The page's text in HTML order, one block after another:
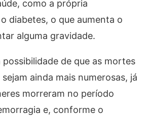
como a própria
diabetes, o que aumenta o
alguma gravidade.
possibilidade de que as mortes
ainda mais numerosas, já
morreram no período
e, conforme o